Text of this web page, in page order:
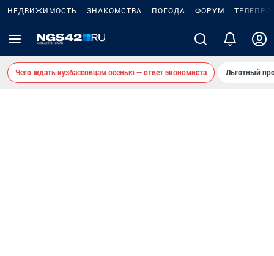
НЕДВИЖИМОСТЬ ЗНАКОМСТВА ПОГОДА ФОРУМ
Чего ждать кузбассовцам осенью — ответ экономиста Льготный